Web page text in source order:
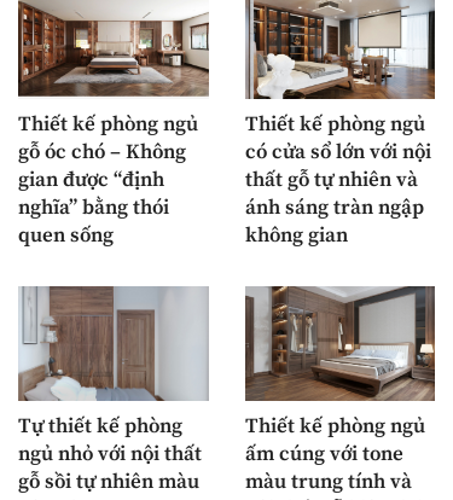
Thiết kế phòng ngủ
gỗ óc chó – Không
gian được “định
nghĩa” bằng thói
quen sống
Thiết kế phòng ngủ
có cửa sổ lớn với nội
thất gỗ tự nhiên và
ánh sáng tràn ngập
không gian
Tự thiết kế phòng
ngủ nhỏ với nội thất
gỗ sồi tự nhiên màu
Thiết kế phòng ngủ
ấm cúng với tone
màu trung tính và